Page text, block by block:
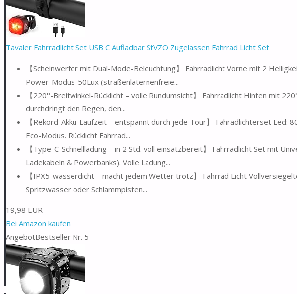
Tavaler Fahrradlicht Set USB C Aufladbar StVZO Zugelassen Fahrrad Licht Set
【Scheinwerfer mit Dual-Mode-Beleuchtung】 Fahrradlicht Vorne mit 2
Power-Modus-50Lux (straßenlaternenfreie...
【220°-Breitwinkel-Rücklicht – volle Rundumsicht】 Fahrradlicht Hinten mit
durchdringt den Regen, den...
【Rekord-Akku-Laufzeit – entspannt durch jede Tour】 Fahradlichterset Led:
Eco-Modus. Rücklicht Fahrrad...
【Type-C-Schnellladung – in 2 Std. voll einsatzbereit】 Fahrradlicht Set mit
Ladekabeln & Powerbanks). Volle Ladung...
【IPX5-wasserdicht – macht jedem Wetter trotz】 Fahrrad Licht
Spritzwasser oder Schlammpisten...
19,98 EUR
Bei Amazon kaufen
AngebotBestseller Nr. 5